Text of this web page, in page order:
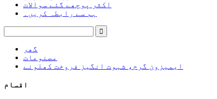
اکثر پوچھے گئے سوالات
ہم سے رابطہ کریں۔
گھر
مصنوعات
ایمیزون گرم، شہوت انگیز فروخت کھلونے
اقسام